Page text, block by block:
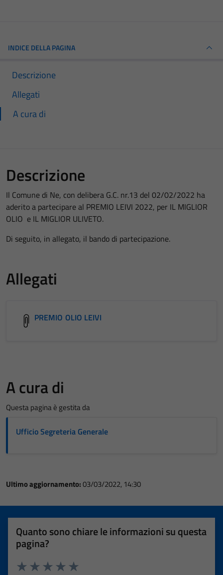
INDICE DELLA PAGINA
Descrizione
Allegati
A cura di
Descrizione
Il Comune di Ne, con delibera G.C. nr.13 del 02/02/2022 ha
aderito a partecipare al PREMIO LEIVI 2022, per IL MIGLIOR
OLIO e IL MIGLIOR ULIVETO.
Di seguito, in allegato, il bando di partecipazione.
Allegati
PREMIO OLIO LEIVI
A cura di
Questa pagina è gestita da
Ufficio Segreteria Generale
Ultimo aggiornamento:03/03/2022, 14:30
Quanto sono chiare le informazioni su questa
pagina?